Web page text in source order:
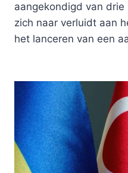
aangekondigd van
zich naar verluidt aan
het lanceren van een